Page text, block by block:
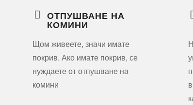
ОТПУШВАНЕ НА
КОМИНИ
Щом живеете, значи имате
покрив. Ако имате покрив, се
нуждаете от отпушване на
комини